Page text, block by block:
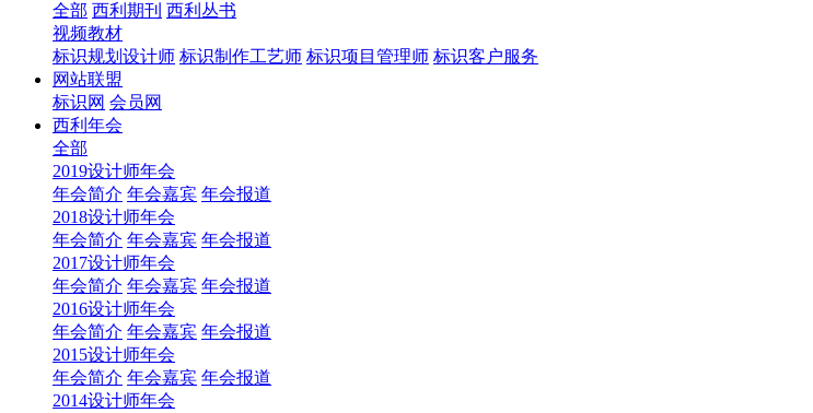
全部 西利期刊 西利丛书
视频教材
标识规划设计师 标识制作工艺师 标识项目管理师 标识客户服务
网站联盟
标识网 会员网
西利年会
全部
2019设计师年会
年会简介 年会嘉宾 年会报道
2018设计师年会
年会简介 年会嘉宾 年会报道
2017设计师年会
年会简介 年会嘉宾 年会报道
2016设计师年会
年会简介 年会嘉宾 年会报道
2015设计师年会
年会简介 年会嘉宾 年会报道
2014设计师年会